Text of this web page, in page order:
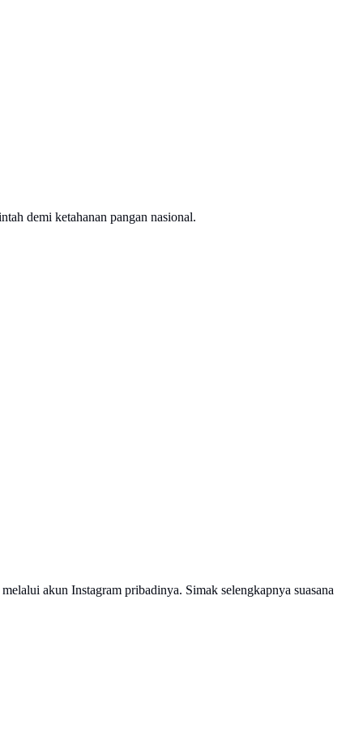
demi ketahanan pangan nasional.
akun Instagram pribadinya. Simak selengkapnya suasana